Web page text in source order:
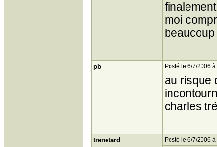
moi
pb Posté le 6/7/2006 à
au risque
charles
trenetard Posté le 6/7/2006